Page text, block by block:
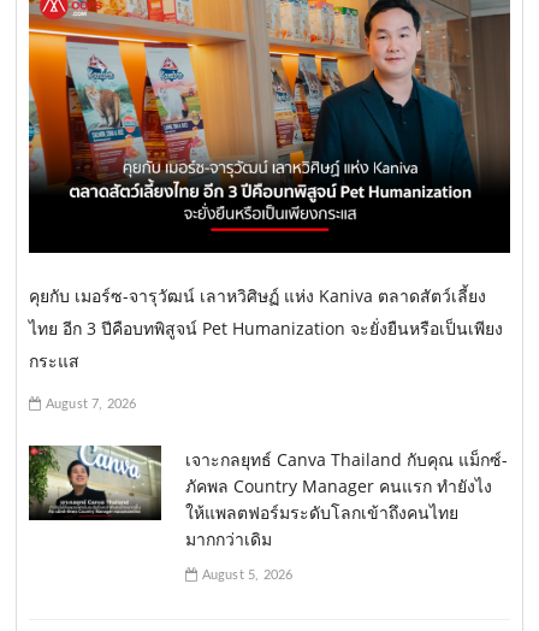
คุยกับ เมอร์ซ-จารุวัฒน์ เลาหวิศิษฏ์ แห่ง Kaniva ตลาดสัตว์เลี้ยง
ไทย อีก 3 ปีคือบทพิสูจน์ Pet Humanization จะยั่งยืนหรือเป็นเพียง
กระแส
August 7, 2026
เจาะกลยุทธ์ Canva Thailand กับคุณ แม็กซ์-
ภัคพล Country Manager คนแรก ทำยังไง
ให้แพลตฟอร์มระดับโลกเข้าถึงคนไทย
มากกว่าเดิม
August 5, 2026